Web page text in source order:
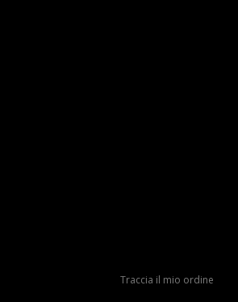
Traccia il mio ordine